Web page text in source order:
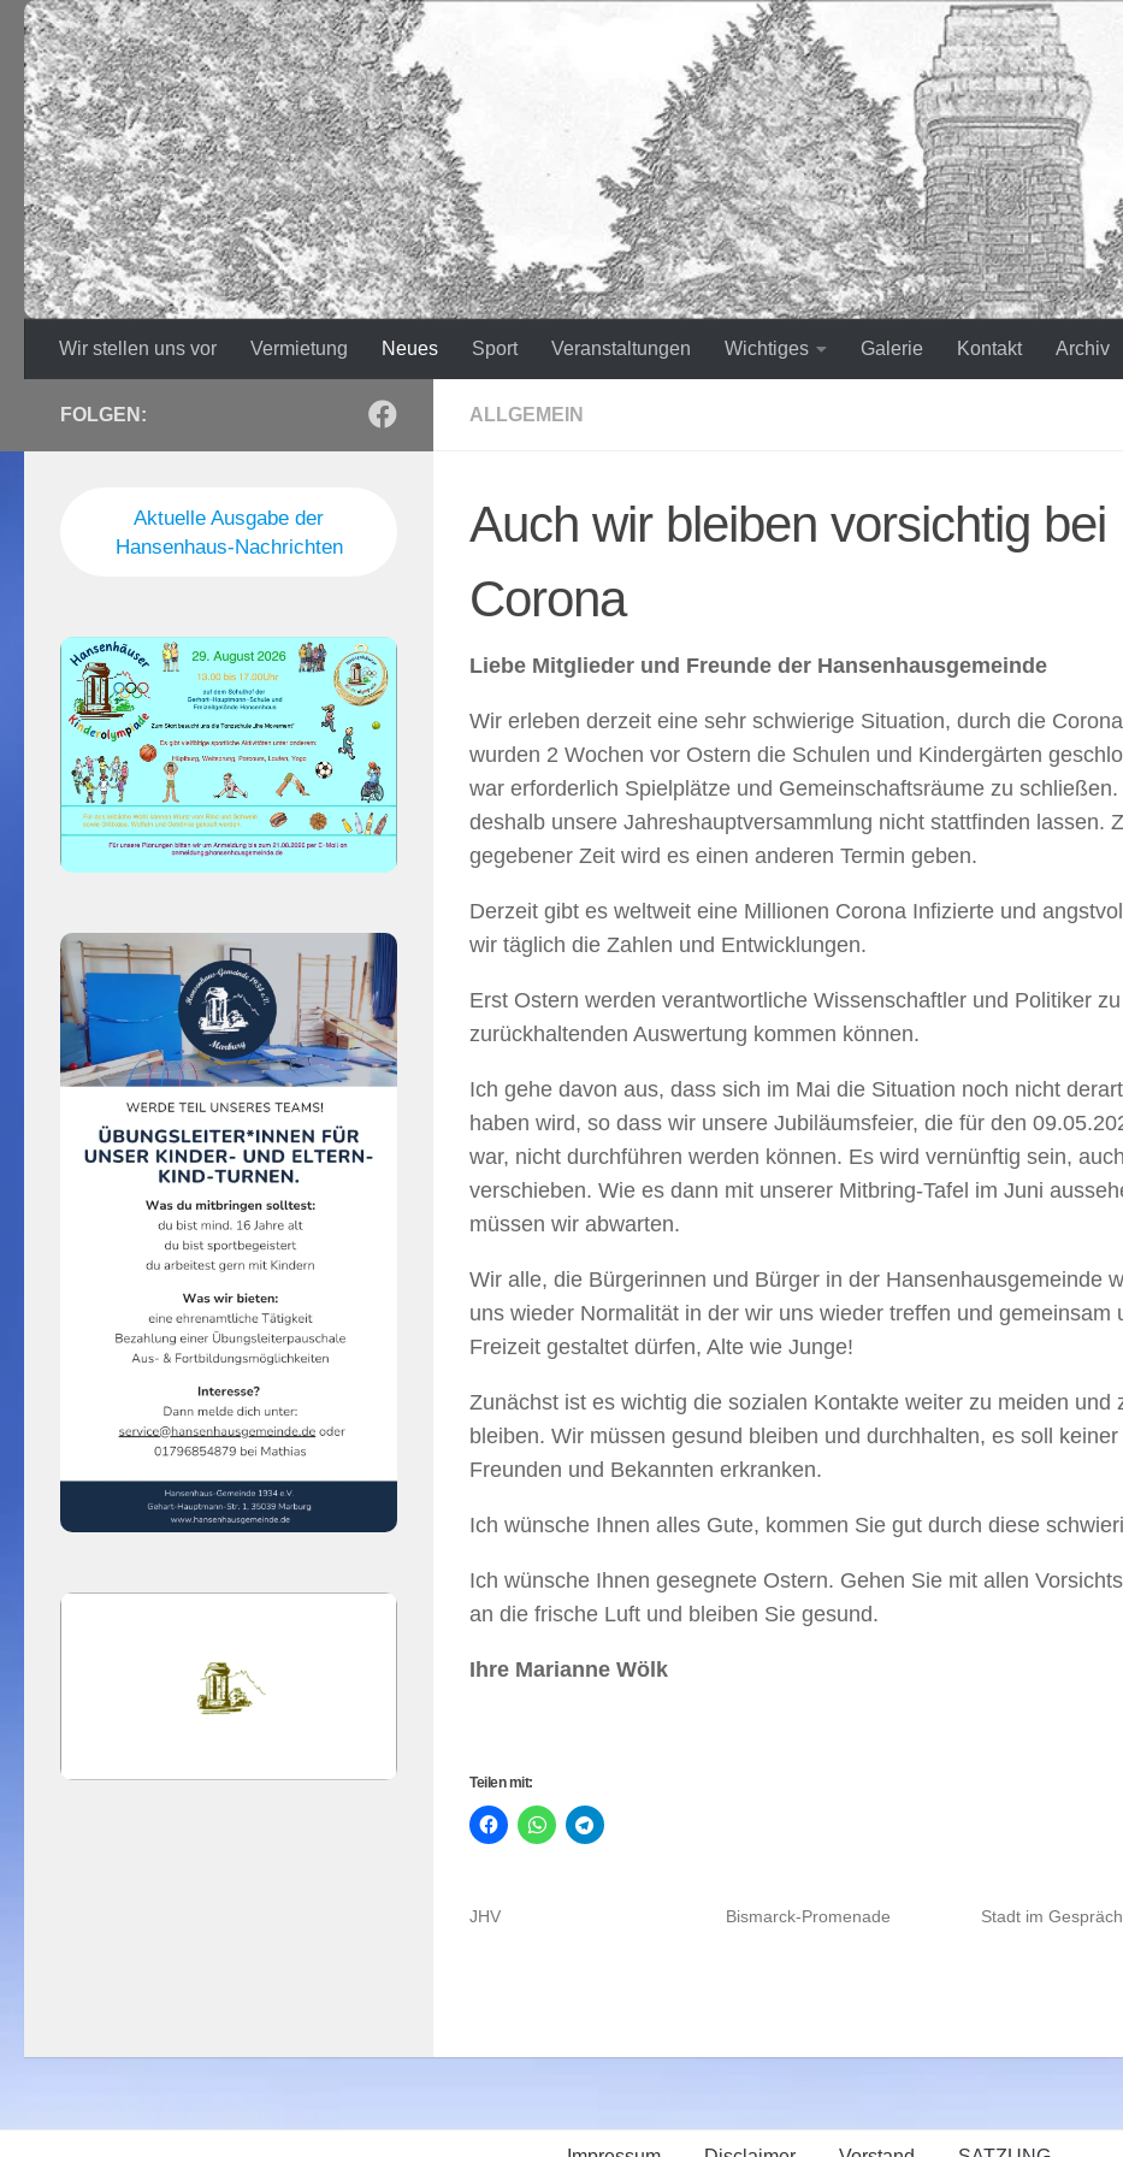
Zum Inhalt springen
Wir stellen uns vor Vermietung Neues Sport Veranstaltungen Wichtiges Galerie Kontakt Archiv
ALLGEMEIN
Auch wir bleiben vorsichtig bei
Corona
Liebe Mitglieder und Freunde der Hansenhausgemeinde
Wir erleben derzeit eine sehr schwierige Situation, durch die
wurden 2 Wochen vor Ostern die Schulen und Kindergärten
war erforderlich Spielplätze und Gemeinschaftsräume zu
deshalb unsere Jahreshauptversammlung nicht stattfinden lassen.
gegebener Zeit wird es einen anderen Termin geben.
Derzeit gibt es weltweit eine Millionen Corona Infizierte und
wir täglich die Zahlen und Entwicklungen.
Erst Ostern werden verantwortliche Wissenschaftler und Politiker
zurückhaltenden Auswertung kommen können.
Ich gehe davon aus, dass sich im Mai die Situation noch nicht
haben wird, so dass wir unsere Jubiläumsfeier, die für den
war, nicht durchführen werden können. Es wird vernünftig sein,
verschieben. Wie es dann mit unserer Mitbring-Tafel im Juni
müssen wir abwarten.
Wir alle, die Bürgerinnen und Bürger in der Hansenhausgemeinde
uns wieder Normalität in der wir uns wieder treffen und gemeinsam
Freizeit gestaltet dürfen, Alte wie Junge!
Zunächst ist es wichtig die sozialen Kontakte weiter zu meiden und
bleiben. Wir müssen gesund bleiben und durchhalten, es soll
Freunden und Bekannten erkranken.
Ich wünsche Ihnen alles Gute, kommen Sie gut durch diese
Ich wünsche Ihnen gesegnete Ostern. Gehen Sie mit allen
an die frische Luft und bleiben Sie gesund.
Ihre Marianne Wölk
Teilen mit:
JHV Bismarck-Promenade Stadt im Gespräch
FOLGEN:
Aktuelle Ausgabe der
Hansenhaus-Nachrichten